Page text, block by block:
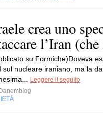
crea uno
l’Iran
su Formiche)Doveva
sul nucleare iraniano, ma la
Leggere il seguito
Danemblog